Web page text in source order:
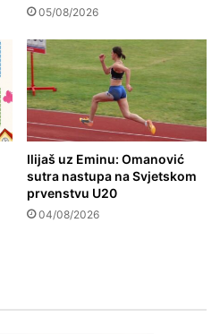
05/08/2026
Ilijaš uz Eminu: Omanović
sutra nastupa na Svjetskom
prvenstvu U20
04/08/2026